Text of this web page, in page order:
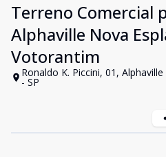
Terreno Comercial
Alphaville Nova
Votorantim
Ronaldo K. Piccini, 01,
- SP